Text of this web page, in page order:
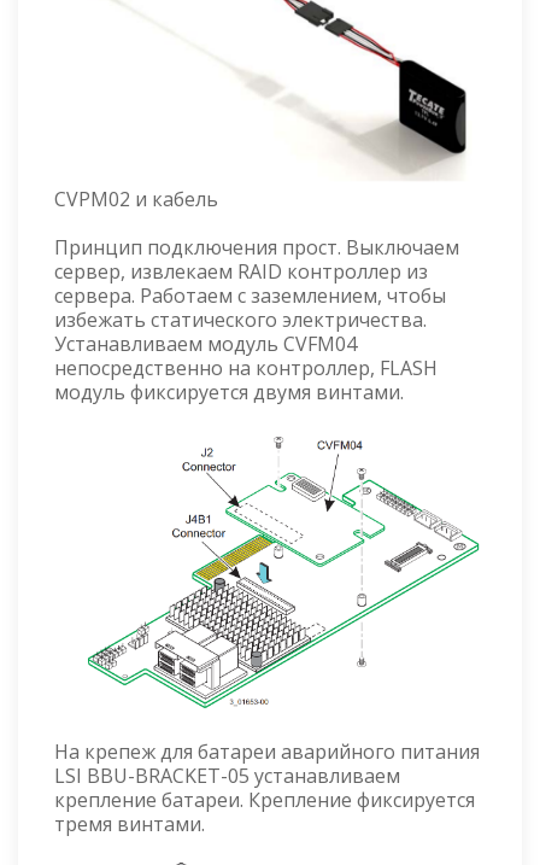
CVPM02 и кабель
Принцип подключения прост. Выключаем
сервер, извлекаем RAID контроллер из
сервера. Работаем с заземлением, чтобы
избежать статического электричества.
Устанавливаем модуль CVFM04
непосредственно на контроллер, FLASH
модуль фиксируется двумя винтами.
На крепеж для батареи аварийного питания
LSI BBU-BRACKET-05 устанавливаем
крепление батареи. Крепление фиксируется
тремя винтами.